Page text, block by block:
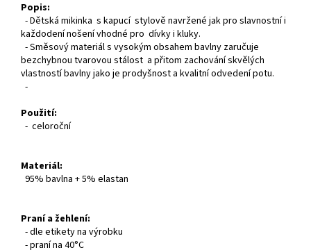
Popis:
- Dětská mikinka s kapucí stylově navržené jak pro slavnostní i
každodení nošení vhodné pro dívky i kluky.
- Směsový materiál s vysokým obsahem bavlny zaručuje
bezchybnou tvarovou stálost a přitom zachování skvělých
vlastností bavlny jako je prodyšnost a kvalitní odvedení potu.
-
Použití:
- celoroční
Materiál:
95% bavlna + 5% elastan
Praní a žehlení:
- dle etikety na výrobku
- praní na 40°C